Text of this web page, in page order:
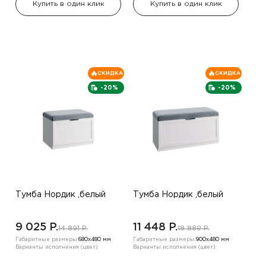
Купить в один клик Купить в один клик
-20%
СКИДКА
Тумба Нордик ,белый
9 025 P.14 891 P.
Габаритные размеры:680х480 мм
Варианты исполнения (цвет):
-20%
СКИДКА
Тумба Нордик ,белый
11 448 P.18 889 P.
Габаритные размеры:900х480 мм
Варианты исполнения (цвет):